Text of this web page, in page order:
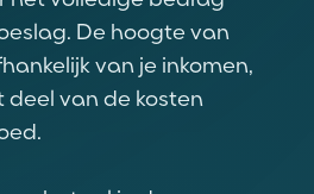
De hoogte van
van je inkomen,
deel van de kosten